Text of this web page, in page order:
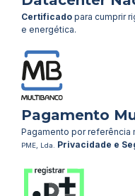
Certificado para cumprir
e energética.
Pagamento
Pagamento por referência
PME, Lda.
Privacidade e